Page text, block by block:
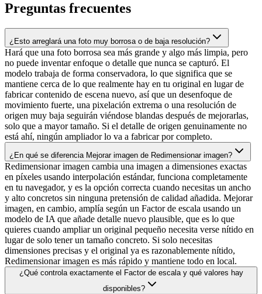
Preguntas frecuentes
¿Esto arreglará una foto muy borrosa o de baja resolución?
Hará que una foto borrosa sea más grande y algo más limpia, pero
no puede inventar enfoque o detalle que nunca se capturó. El
modelo trabaja de forma conservadora, lo que significa que se
mantiene cerca de lo que realmente hay en tu original en lugar de
fabricar contenido de escena nuevo, así que un desenfoque de
movimiento fuerte, una pixelación extrema o una resolución de
origen muy baja seguirán viéndose blandas después de mejorarlas,
solo que a mayor tamaño. Si el detalle de origen genuinamente no
está ahí, ningún ampliador lo va a fabricar por completo.
¿En qué se diferencia Mejorar imagen de Redimensionar imagen?
Redimensionar imagen cambia una imagen a dimensiones exactas
en píxeles usando interpolación estándar, funciona completamente
en tu navegador, y es la opción correcta cuando necesitas un ancho
y alto concretos sin ninguna pretensión de calidad añadida. Mejorar
imagen, en cambio, amplía según un Factor de escala usando un
modelo de IA que añade detalle nuevo plausible, que es lo que
quieres cuando ampliar un original pequeño necesita verse nítido en
lugar de solo tener un tamaño concreto. Si solo necesitas
dimensiones precisas y el original ya es razonablemente nítido,
Redimensionar imagen es más rápido y mantiene todo en local.
¿Qué controla exactamente el Factor de escala y qué valores hay
disponibles?